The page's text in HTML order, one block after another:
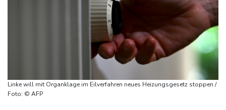
Mindestens zehn Tote bei Angriffen der pro-iranischen Huthis im
US-Senat stimmt für verschärfte Sanktionen gegen Russland
US-Gericht setzt Bau von Trumps Ballsaal aus - Präsident
kündigt Berufung an
Direkt-ICE Berlin-Paris bleibt wegen Technikproblemen vorerst
Linke will mit Organklage im Eilverfahren neues Heizungsgesetz stoppen /
Foto: © AFP